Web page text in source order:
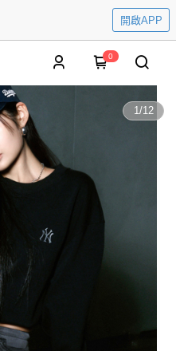
開啟APP
0
1/12